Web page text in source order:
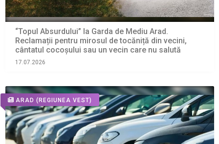
“Topul Absurdului” la Garda de Mediu Arad.
Reclamații pentru mirosul de tocăniță din vecini,
cântatul cocoșului sau un vecin care nu salută
17.07.2026
ARAD (REGIUNEA VEST)